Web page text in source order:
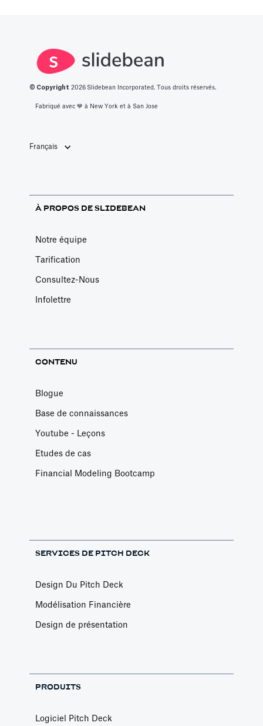
© Copyright 2026 Slidebean Incorporated. Tous droits réservés.
Fabriqué avec 💙️ à New York et à San Jose
Français
À PROPOS DE SLIDEBEAN
Notre équipe
Tarification
Consultez-Nous
Infolettre
CONTENU
Blogue
Base de connaissances
Youtube - Leçons
Etudes de cas
Financial Modeling Bootcamp
SERVICES DE PITCH DECK
Design Du Pitch Deck
Modélisation Financière
Design de présentation
PRODUITS
Logiciel Pitch Deck